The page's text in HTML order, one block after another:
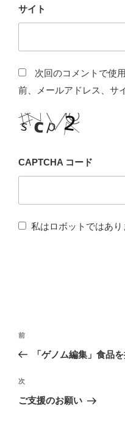
サイト
次回のコメントで使
前、メールアドレス、サ
CAPTCHA コード
私はロボットではあり
投
稿
ビ
ゲ
前
の
稿
前
「ゲノム編集」食品
次
の
次
ご支援のお願い